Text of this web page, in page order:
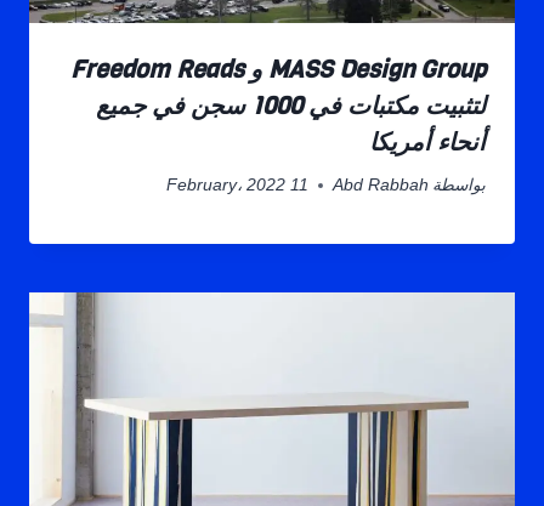
MASS Design Group و Freedom Reads
لتثبيت مكتبات في 1000 سجن في جميع
أنحاء أمريكا
بواسطة Abd Rabbah 11 February، 2022